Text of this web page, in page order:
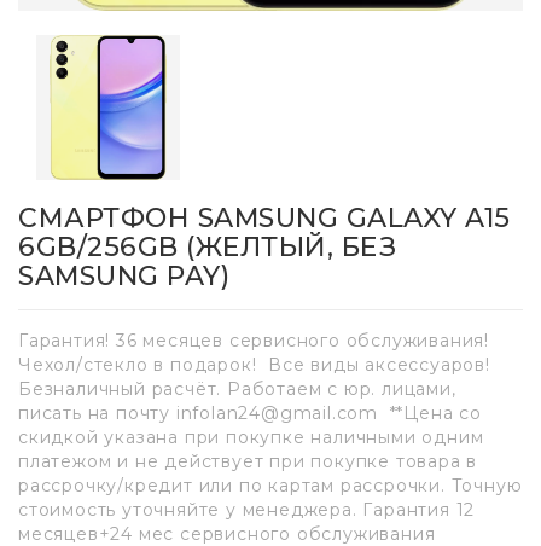
СМАРТФОН SAMSUNG GALAXY A15
6GB/256GB (ЖЕЛТЫЙ, БЕЗ
SAMSUNG PAY)
Гарантия! 36 месяцев сервисного обслуживания!
Чехол/стекло в подарок! Все виды аксессуаров!
Безналичный расчёт. Работаем с юр. лицами,
писать на почту infolan24@gmail.com **Цена со
скидкой указана при покупке наличными одним
платежом и не действует при покупке товара в
рассрочку/кредит или по картам рассрочки. Точную
стоимость уточняйте у менеджера. Гарантия 12
месяцев+24 мес сервисного обслуживания